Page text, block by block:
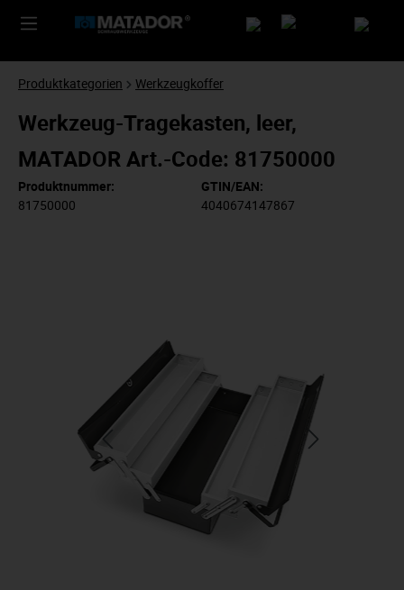
Produktkategorien Werkzeugkoffer
Werkzeug-Tragekasten, leer,
MATADOR Art.-Code: 81750000
Produktnummer:
81750000
GTIN/EAN:
4040674147867